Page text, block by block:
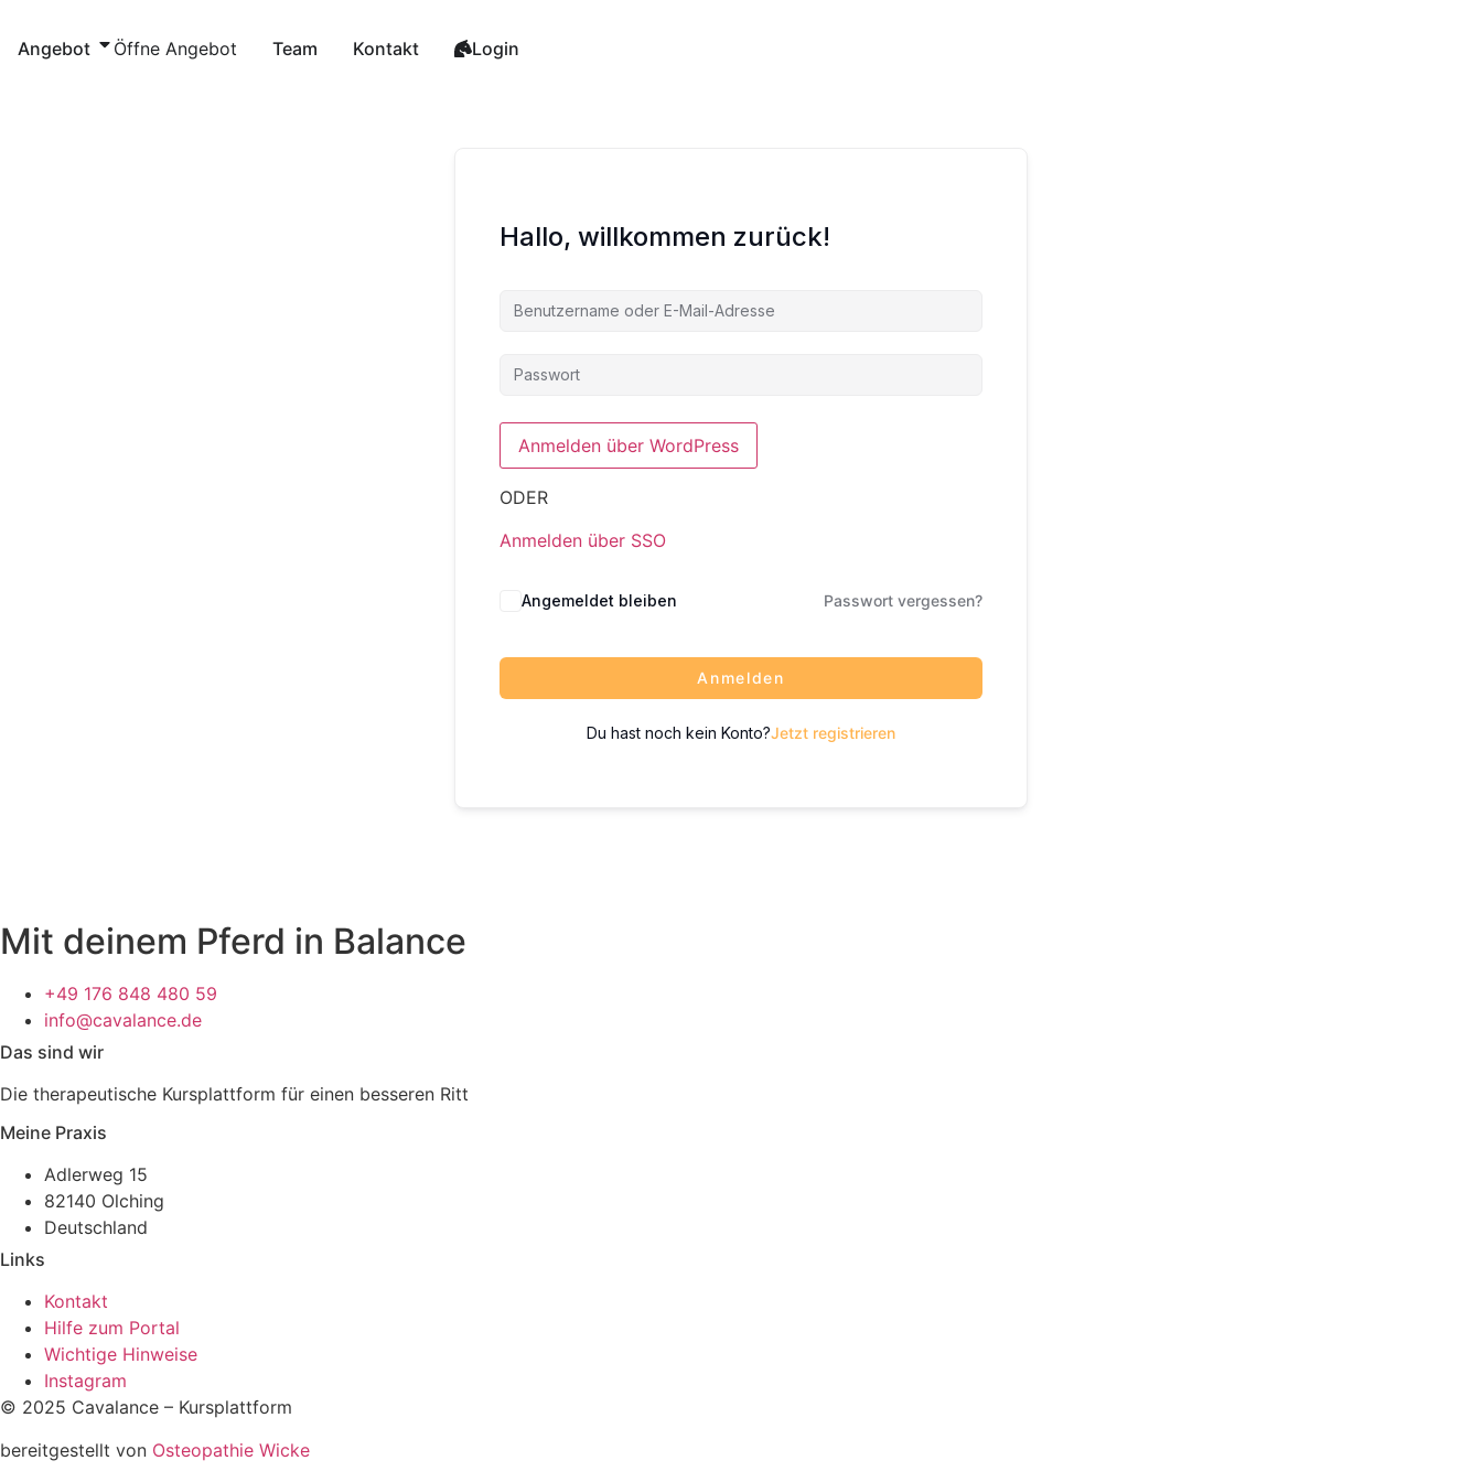
Inhalt
springen
Angebot Öffne Angebot Team Kontakt Login
Hallo, willkommen zurück!
ODER
Anmelden über SSO
Angemeldet bleiben Passwort vergessen?
Anmelden
Du hast noch kein Konto?Jetzt registrieren
Mit deinem Pferd in Balance
+49 176 848 480 59
info@cavalance.de
Das sind wir
Die therapeutische Kursplattform für einen besseren Ritt
Meine Praxis
Adlerweg 15
82140 Olching
Deutschland
Links
Kontakt
Hilfe zum Portal
Wichtige Hinweise
Instagram
© 2025 Cavalance – Kursplattform
bereitgestellt von Osteopathie Wicke